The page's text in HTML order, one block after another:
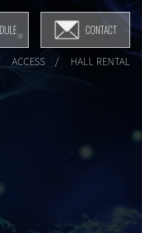
CONTACT
ACCESS HALL RENTAL